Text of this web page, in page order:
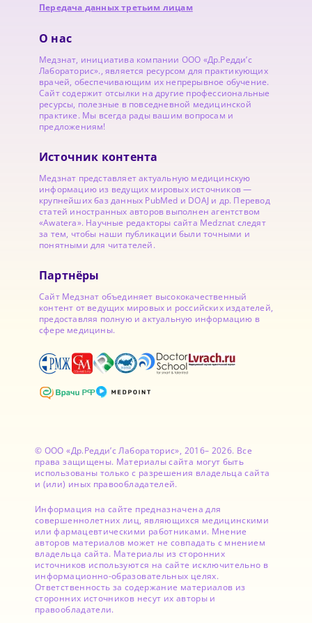
Передача данных третьим лицам
О нас
Медзнат, инициатива компании ООО «Др.Редди’с
Лабораторис»., является ресурсом для практикующих
врачей, обеспечивающим их непрерывное обучение.
Сайт содержит отсылки на другие профессиональные
ресурсы, полезные в повседневной медицинской
практике. Мы всегда рады вашим вопросам и
предложениям!
Источник контента
Медзнат представляет актуальную медицинскую
информацию из ведущих мировых источников —
крупнейших баз данных PubMed и DOAJ и др. Перевод
статей иностранных авторов выполнен агентством
«Awatera». Научные редакторы сайта Medznat следят
за тем, чтобы наши публикации были точными и
понятными для читателей.
Партнёры
Сайт Медзнат объединяет высококачественный
контент от ведущих мировых и российских издателей,
предоставляя полную и актуальную информацию в
сфере медицины.
© ООО «Др.Редди’с Лабораторис», 2016– 2026. Все
права защищены. Материалы сайта могут быть
использованы только с разрешения владельца сайта
и (или) иных правообладателей.
Информация на сайте предназначена для
совершеннолетних лиц, являющихся медицинскими
или фармацевтическими работниками. Мнение
авторов материалов может не совпадать с мнением
владельца сайта. Материалы из сторонних
источников используются на сайте исключительно в
информационно-образовательных целях.
Ответственность за содержание материалов из
сторонних источников несут их авторы и
правообладатели.